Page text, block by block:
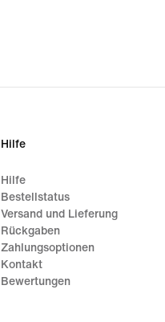
Hilfe
Hilfe
Bestellstatus
Versand und Lieferung
Rückgaben
Zahlungsoptionen
Kontakt
Bewertungen